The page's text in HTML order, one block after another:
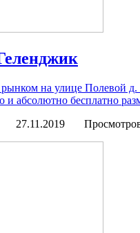
на улице Полевой
и абсолютно бесплатно
27.11.2019